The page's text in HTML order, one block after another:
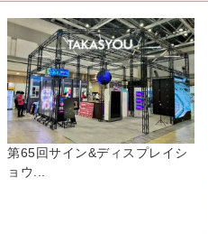
第65回サイン&ディスプレイシ
ョウ...